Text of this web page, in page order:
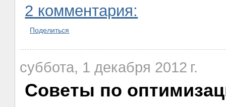
2 комментария:
Поделиться
суббота, 1 декабря 2012 г.
Советы по